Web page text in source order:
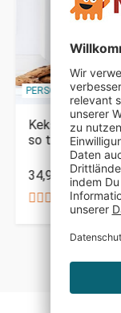
PERSONALISIERBAR
Keksdose -
so toll ist
34,95 €